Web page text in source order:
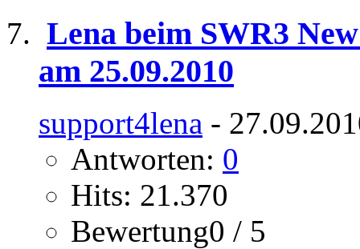
Lena beim SWR3
am 25.09.2010
support4lena -
Antworten: 0
Hits: 21.370
Bewertung0 / 5